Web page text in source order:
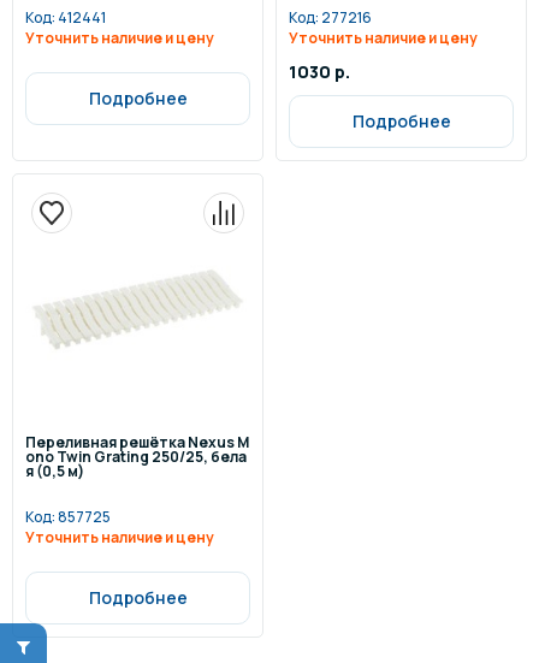
Код: 412441
Уточнить наличие и цену
Подробнее
Код: 277216
Уточнить наличие и цену
1030 р.
Подробнее
Переливная решётка Nexus M
ono Twin Grating 250/25, бела
я (0,5 м)
Код:857725
Уточнить наличие и цену
Подробнее